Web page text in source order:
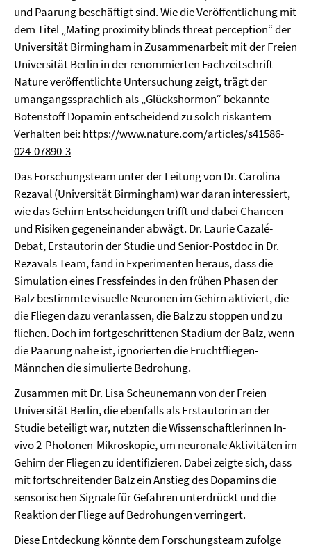
und Paarung beschäftigt sind. Wie die Veröffentlichung mit
dem Titel „Mating proximity blinds threat perception“ der
Universität Birmingham in Zusammenarbeit mit der Freien
Universität Berlin in der renommierten Fachzeitschrift
Nature veröffentlichte Untersuchung zeigt, trägt der
umangangssprachlich als „Glückshormon“ bekannte
Botenstoff Dopamin entscheidend zu solch riskantem
Verhalten bei: https://www.nature.com/articles/s41586-
024-07890-3
Das Forschungsteam unter der Leitung von Dr. Carolina
Rezaval (Universität Birmingham) war daran interessiert,
wie das Gehirn Entscheidungen trifft und dabei Chancen
und Risiken gegeneinander abwägt. Dr. Laurie Cazalé-
Debat, Erstautorin der Studie und Senior-Postdoc in Dr.
Rezavals Team, fand in Experimenten heraus, dass die
Simulation eines Fressfeindes in den frühen Phasen der
Balz bestimmte visuelle Neuronen im Gehirn aktiviert, die
die Fliegen dazu veranlassen, die Balz zu stoppen und zu
fliehen. Doch im fortgeschrittenen Stadium der Balz, wenn
die Paarung nahe ist, ignorierten die Fruchtfliegen-
Männchen die simulierte Bedrohung.
Zusammen mit Dr. Lisa Scheunemann von der Freien
Universität Berlin, die ebenfalls als Erstautorin an der
Studie beteiligt war, nutzten die Wissenschaftlerinnen In-
vivo 2-Photonen-Mikroskopie, um neuronale Aktivitäten im
Gehirn der Fliegen zu identifizieren. Dabei zeigte sich, dass
mit fortschreitender Balz ein Anstieg des Dopamins die
sensorischen Signale für Gefahren unterdrückt und die
Reaktion der Fliege auf Bedrohungen verringert.
Diese Entdeckung könnte dem Forschungsteam zufolge